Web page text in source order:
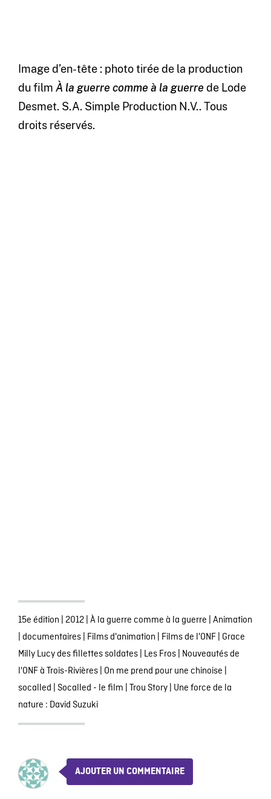
Image d’en-tête : photo tirée de la production
du film À la guerre comme à la guerre de Lode
Desmet. S.A. Simple Production N.V.. Tous
droits réservés.
15e édition 2012| À la guerre comme à la guerre Animation
documentaires| Films d'animation Films de l'ONF| Grace
Milly Lucy des fillettes soldates| Les Fros| Nouveautés de
l'ONF à Trois-Rivières| On me prend pour une chinoise
socalled Socalled - le film Trou Story| Une force de la
nature : David Suzuki
AJOUTER UN COMMENTAIRE